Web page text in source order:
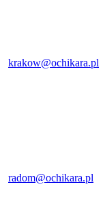
krakow@ochikara.pl
radom@ochikara.pl